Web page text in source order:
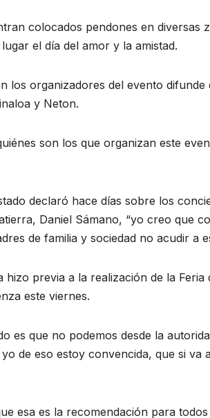
colocados pendones en diversas
el día del amor y la amistad.
los organizadores del evento
y Neton.
son los que organizan este
declaró hace días sobre los
Daniel Sámano, “yo creo que
de familia y sociedad no acudir a
hizo previa a la realización de la
este viernes.
es que no podemos desde la
de eso estoy convencida, que si
esa es la recomendación para